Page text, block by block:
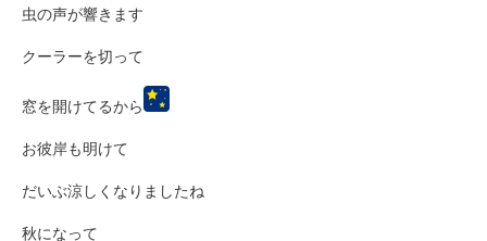
虫の声が響きます
クーラーを切って
窓を開けてるから
お彼岸も明けて
だいぶ涼しくなりましたね
秋になって